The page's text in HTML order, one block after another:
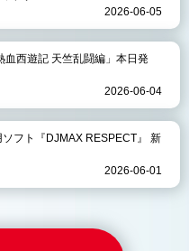
2026-06-05
血西遊記 天竺乱闘編」本日発
2026-06-04
フト『DJMAX RESPECT』 新
2026-06-01